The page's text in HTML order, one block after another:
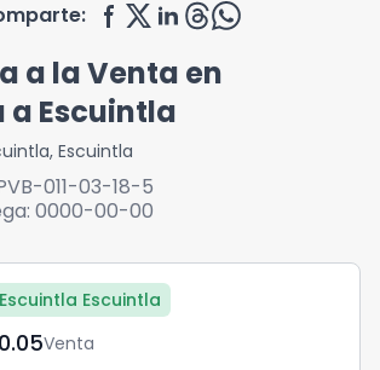
a la Venta en
Escuintla
, Escuintla
011-03-18-5
0000-00-00
Escuintla
Venta